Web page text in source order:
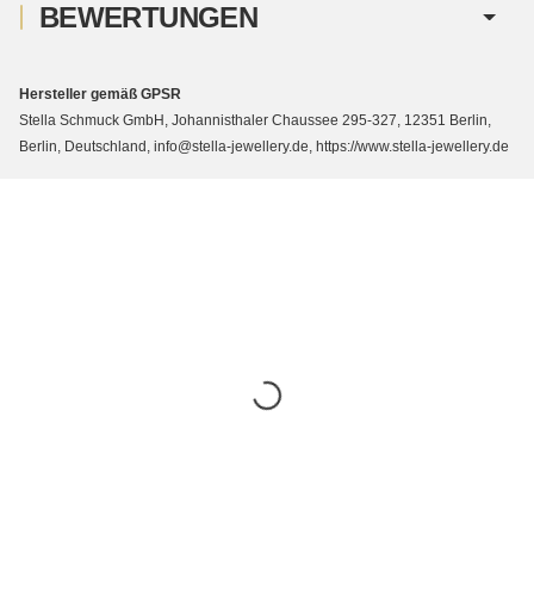
BEWERTUNGEN
Hersteller gemäß GPSR
Stella Schmuck GmbH, Johannisthaler Chaussee 295-327, 12351 Berlin,
Berlin, Deutschland, info@stella-jewellery.de, https://www.stella-jewellery.de